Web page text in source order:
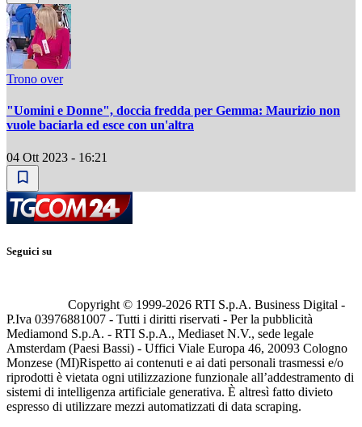
Trono over
"Uomini e Donne", doccia fredda per Gemma: Maurizio non
vuole baciarla ed esce con un'altra
04 Ott 2023 - 16:21
Seguici su
Copyright © 1999-2026 RTI S.p.A. Business Digital -
P.Iva 03976881007 - Tutti i diritti riservati - Per la pubblicità
Mediamond S.p.A. - RTI S.p.A., Mediaset N.V., sede legale
Amsterdam (Paesi Bassi) - Uffici Viale Europa 46, 20093 Cologno
Monzese (MI)Rispetto ai contenuti e ai dati personali trasmessi e/o
riprodotti è vietata ogni utilizzazione funzionale all’addestramento di
sistemi di intelligenza artificiale generativa. È altresì fatto divieto
espresso di utilizzare mezzi automatizzati di data scraping.